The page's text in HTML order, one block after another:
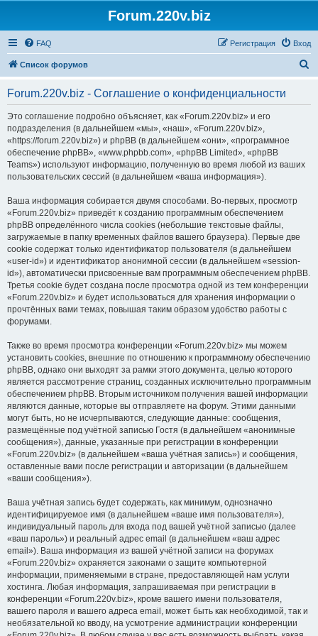
Forum.220v.biz
FAQ Вход
Регистрация
Список форумов
Forum.220v.biz - Соглашение о конфиденциальности
Это соглашение подробно объясняет, как «Forum.220v.biz» и его
подразделения (в дальнейшем «мы», «наш», «Forum.220v.biz»,
«https://forum.220v.biz») и phpBB (в дальнейшем «они», «программное
обеспечение phpBB», «www.phpbb.com», «phpBB Limited», «phpBB
Teams») используют информацию, полученную во время любой из ваших
пользовательских сессий (в дальнейшем «ваша информация»).
Ваша информация собирается двумя способами. Во-первых, просмотр
«Forum.220v.biz» приведёт к созданию программным обеспечением
phpBB определённого числа cookies (небольшие текстовые файлы,
загружаемые в папку временных файлов вашего браузера). Первые две
cookie содержат только идентификатор пользователя (в дальнейшем
«user-id») и идентификатор анонимной сессии (в дальнейшем «session-
id»), автоматически присвоенные вам программным обеспечением phpBB.
Третья cookie будет создана после просмотра одной из тем конференции
«Forum.220v.biz» и будет использоваться для хранения информации о
прочтённых вами темах, повышая таким образом удобство работы с
форумами.
Также во время просмотра конференции «Forum.220v.biz» мы можем
установить cookies, внешние по отношению к программному обеспечению
phpBB, однако они выходят за рамки этого документа, целью которого
является рассмотрение страниц, созданных исключительно программным
обеспечением phpBB. Вторым источником получения вашей информации
являются данные, которые вы отправляете на форум. Этими данными
могут быть, но не исчерпываются, следующие данные: сообщения,
размещённые под учётной записью Гостя (в дальнейшем «анонимные
сообщения»), данные, указанные при регистрации в конференции
«Forum.220v.biz» (в дальнейшем «ваша учётная запись») и сообщения,
оставленные вами после регистрации и авторизации (в дальнейшем
«ваши сообщения»).
Ваша учётная запись будет содержать, как минимум, однозначно
идентифицируемое имя (в дальнейшем «ваше имя пользователя»),
индивидуальный пароль для входа под вашей учётной записью (далее
«ваш пароль») и реальный адрес email (в дальнейшем «ваш адрес
email»). Ваша информация из вашей учётной записи на форумах
«Forum.220v.biz» охраняется законами о защите компьютерной
информации, применяемыми в стране, предоставляющей нам услуги
хостинга. Любая информация, запрашиваемая при регистрации в
конференции «Forum.220v.biz», кроме вашего имени пользователя,
вашего пароля и вашего адреса email, может быть как необходимой, так и
необязательной ко вводу, на усмотрение администрации конференции